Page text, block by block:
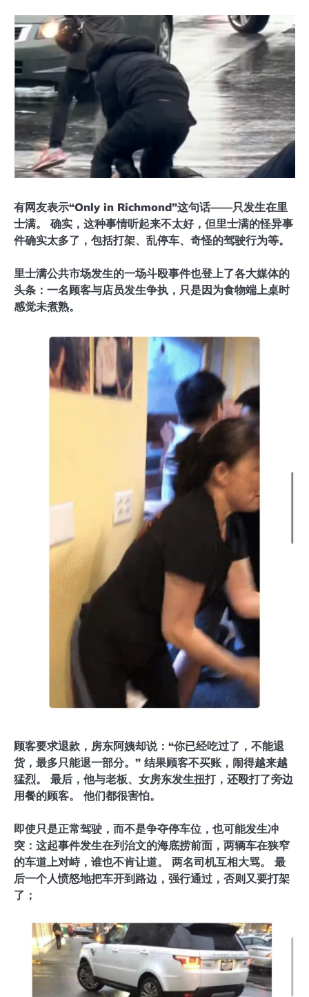
有网友表示“Only in Richmond”这句话——只发生在里
士满。 确实，这种事情听起来不太好，但里士满的怪异事
件确实太多了，包括打架、乱停车、奇怪的驾驶行为等。
里士满公共市场发生的一场斗殴事件也登上了各大媒体的
头条：一名顾客与店员发生争执，只是因为食物端上桌时
感觉未煮熟。
顾客要求退款，房东阿姨却说：“你已经吃过了，不能退
货，最多只能退一部分。” 结果顾客不买账，闹得越来越
猛烈。 最后，他与老板、女房东发生扭打，还殴打了旁边
用餐的顾客。 他们都很害怕。
即使只是正常驾驶，而不是争夺停车位，也可能发生冲
突：这起事件发生在列治文的海底捞前面，两辆车在狭窄
的车道上对峙，谁也不肯让道。 两名司机互相大骂。 最
后一个人愤怒地把车开到路边，强行通过，否则又要打架
了；